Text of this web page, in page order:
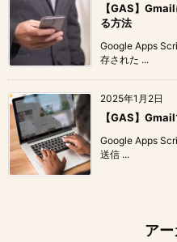
【GAS】
る方法
Google Apps
存された ...
2025年1月2日
【GAS】
Google Apps
送信 ...
ア